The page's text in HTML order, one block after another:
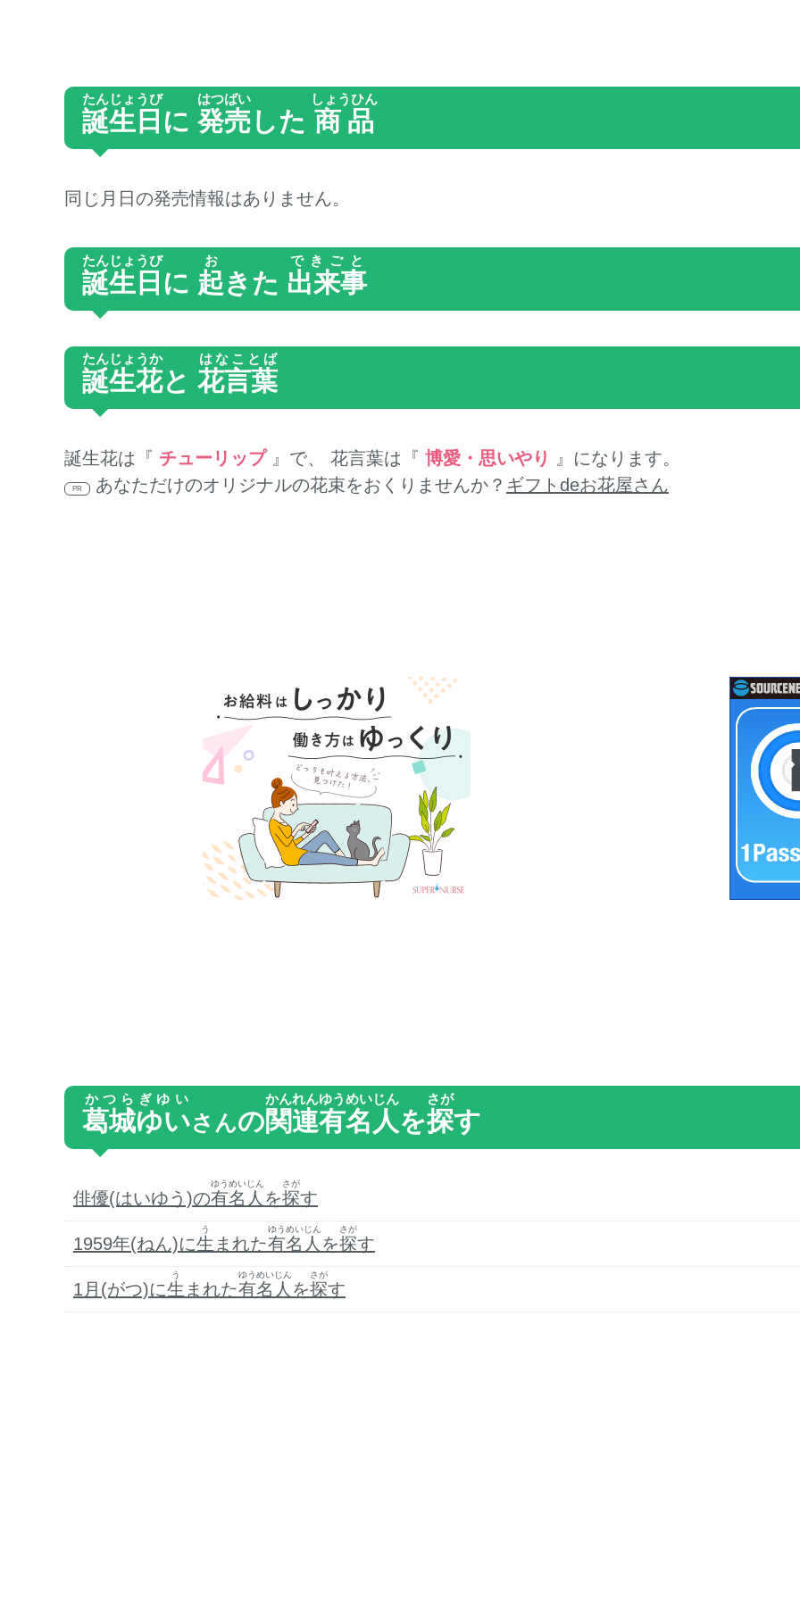
誕生日
たんじょうび
に 発売
はつばい
した 商品
しょうひん
同じ月日の発売情報はありません。
誕生日
たんじょうび
に 起
お
きた 出来事
できごと
誕生花
たんじょうか
と 花言葉
はなことば
誕生花は『 チューリップ』で、 花言葉は『 博愛・思いやり 』になります。
PR あなただけのオリジナルの花束をおくりませんか？ ギフトdeお花屋さん
葛城ゆい
かつらぎゆい
さんの関連
かんれん
有名人
ゆうめいじん
を探
さが
す
俳優(はいゆう)の有名人
ゆうめいじん
を探
さが
す
1959年(ねん)に生
う
まれた有名人
ゆうめいじん
を探
さが
す
1月(がつ)に生
う
まれた有名人
ゆうめいじん
を探
さが
す